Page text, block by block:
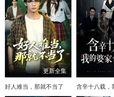
更新全集
好人难当，那就不当了